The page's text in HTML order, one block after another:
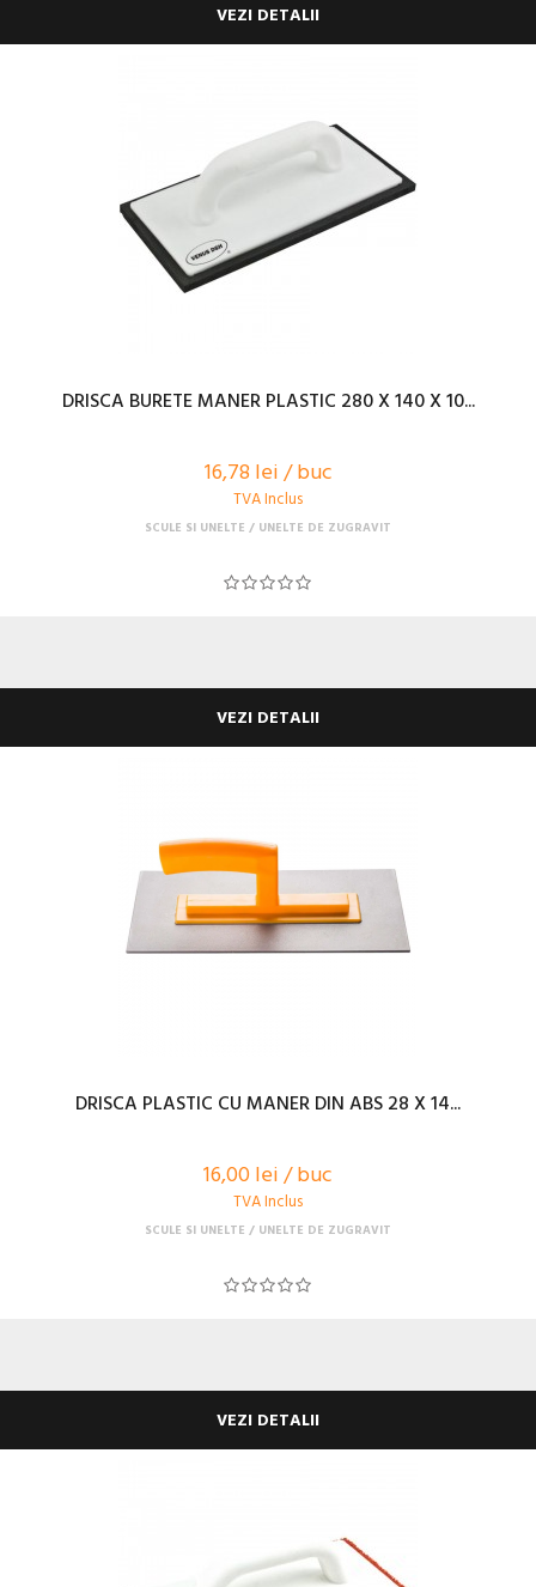
VEZI DETALII
DRISCA BURETE MANER PLASTIC 280 X 140 X 10...
16,78 lei / buc
TVA Inclus
SCULE SI UNELTE UNELTE DE ZUGRAVIT
VEZI DETALII
DRISCA PLASTIC CU MANER DIN ABS 28 X 14...
16,00 lei / buc
TVA Inclus
SCULE SI UNELTE UNELTE DE ZUGRAVIT
VEZI DETALII